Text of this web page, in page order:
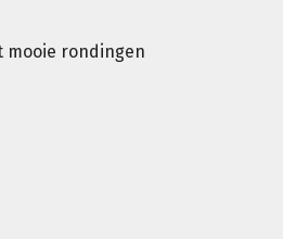
mooie rondingen